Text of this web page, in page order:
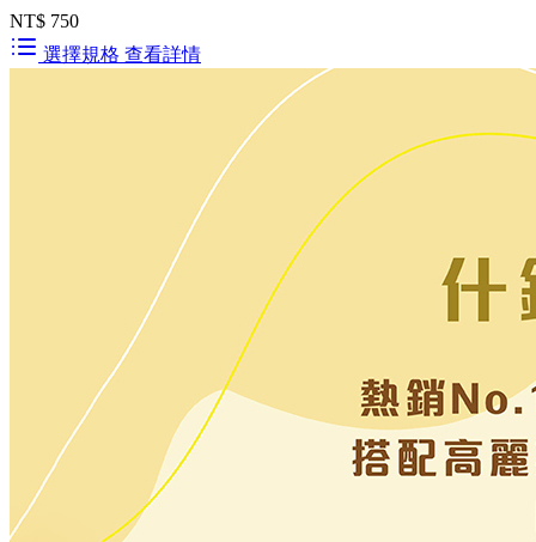
NT$ 750
選擇規格 查看詳情